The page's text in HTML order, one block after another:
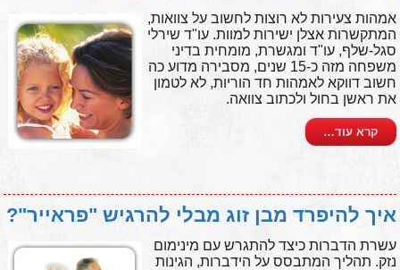
אמהות צעירות לא רוצות לחשוב על צוואות,
המתקשרות אצלן ישירות למוות. עו"ד שירלי
סגל-שלף, עו"ד ומגשרת, מומחית בדיני
משפחה מזה כ-15 שנים, מסבירה מדוע כה
חשוב דווקא לאמהות חד הוריות, לא לטמון
את ראשן בחול ולכתוב צוואה.
קרא עוד…
איך להיפרד מבן זוג מבלי להרגיש "פראייר"?
עשרת הדברות כיצד להתגרש עם מינימום
נזק. תהליך המתבסס על הידברות, הגינות